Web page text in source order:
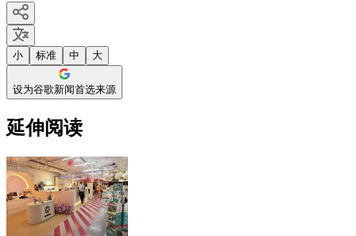
小 标准 中 大
设为谷歌新闻首选来源
延伸阅读